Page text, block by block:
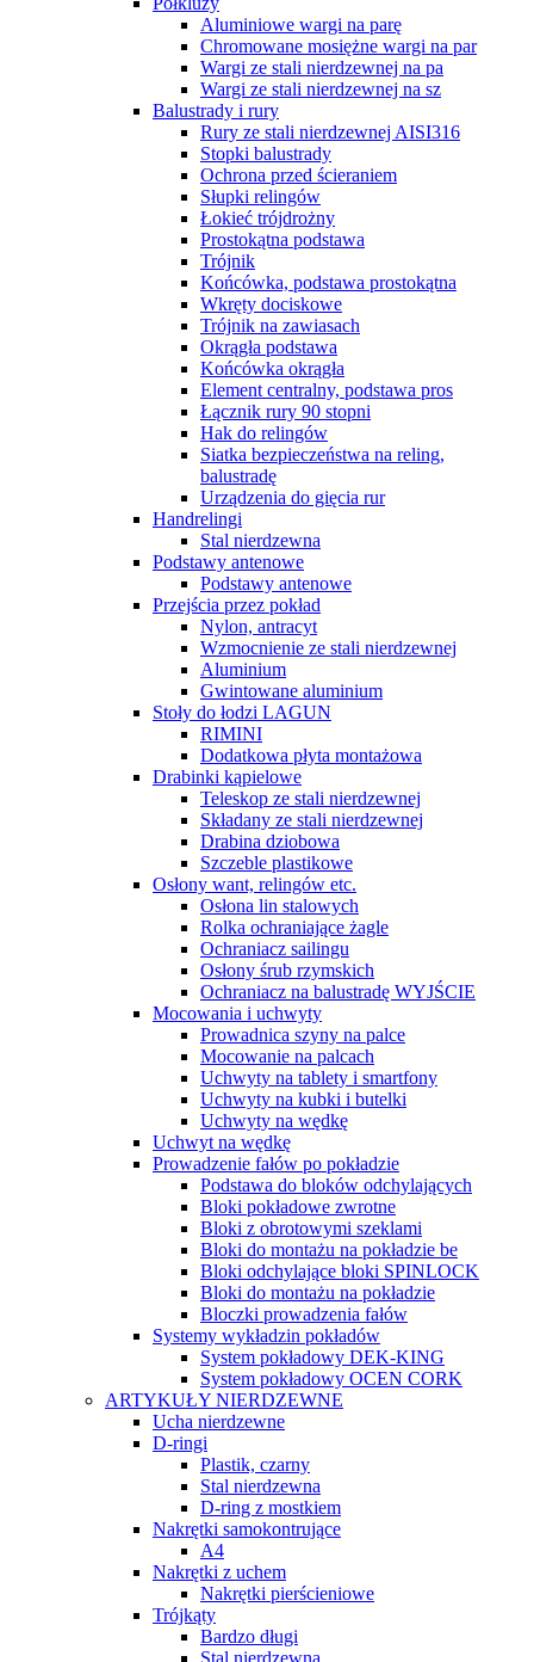
Aluminiowe wargi na parę
Chromowane mosiężne wargi na par
Wargi ze stali nierdzewnej na pa
Wargi ze stali nierdzewnej na sz
Balustrady i rury
Rury ze stali nierdzewnej AISI316
Stopki balustrady
Ochrona przed ścieraniem
Słupki relingów
Łokieć trójdrożny
Prostokątna podstawa
Trójnik
Końcówka, podstawa prostokątna
Wkręty dociskowe
Trójnik na zawiasach
Okrągła podstawa
Końcówka okrągła
Element centralny, podstawa pros
Łącznik rury 90 stopni
Hak do relingów
Siatka bezpieczeństwa na reling,
balustradę
Urządzenia do gięcia rur
Handrelingi
Stal nierdzewna
Podstawy antenowe
Podstawy antenowe
Przejścia przez pokład
Nylon, antracyt
Wzmocnienie ze stali nierdzewnej
Aluminium
Gwintowane aluminium
Stoły do łodzi LAGUN
RIMINI
Dodatkowa płyta montażowa
Drabinki kąpielowe
Teleskop ze stali nierdzewnej
Składany ze stali nierdzewnej
Drabina dziobowa
Szczeble plastikowe
Osłony want, relingów etc.
Osłona lin stalowych
Rolka ochraniające żagle
Ochraniacz sailingu
Osłony śrub rzymskich
Ochraniacz na balustradę WYJŚCIE
Mocowania i uchwyty
Prowadnica szyny na palce
Mocowanie na palcach
Uchwyty na tablety i smartfony
Uchwyty na kubki i butelki
Uchwyty na wędkę
Uchwyt na wędkę
Prowadzenie fałów po pokładzie
Podstawa do bloków odchylających
Bloki pokładowe zwrotne
Bloki z obrotowymi szeklami
Bloki do montażu na pokładzie be
Bloki odchylające bloki SPINLOCK
Bloki do montażu na pokładzie
Bloczki prowadzenia fałów
Systemy wykładzin pokładów
System pokładowy DEK-KING
System pokładowy OCEN CORK
ARTYKUŁY NIERDZEWNE
Ucha nierdzewne
D-ringi
Plastik, czarny
Stal nierdzewna
D-ring z mostkiem
Nakrętki samokontrujące
A4
Nakrętki z uchem
Nakrętki pierścieniowe
Trójkąty
Bardzo długi